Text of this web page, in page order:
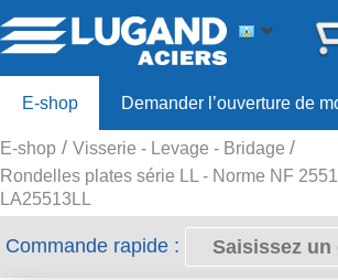
E-shop Demander l’ouverture de
Offre 80ans
E-shop
Visserie - Levage - Bridage
Rondelles plates série LL - Norme NF
LA25513LL
Commande rapide :